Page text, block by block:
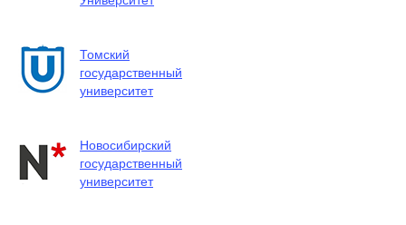
Томский
государственный
университет
Новосибирский
государственный
университет